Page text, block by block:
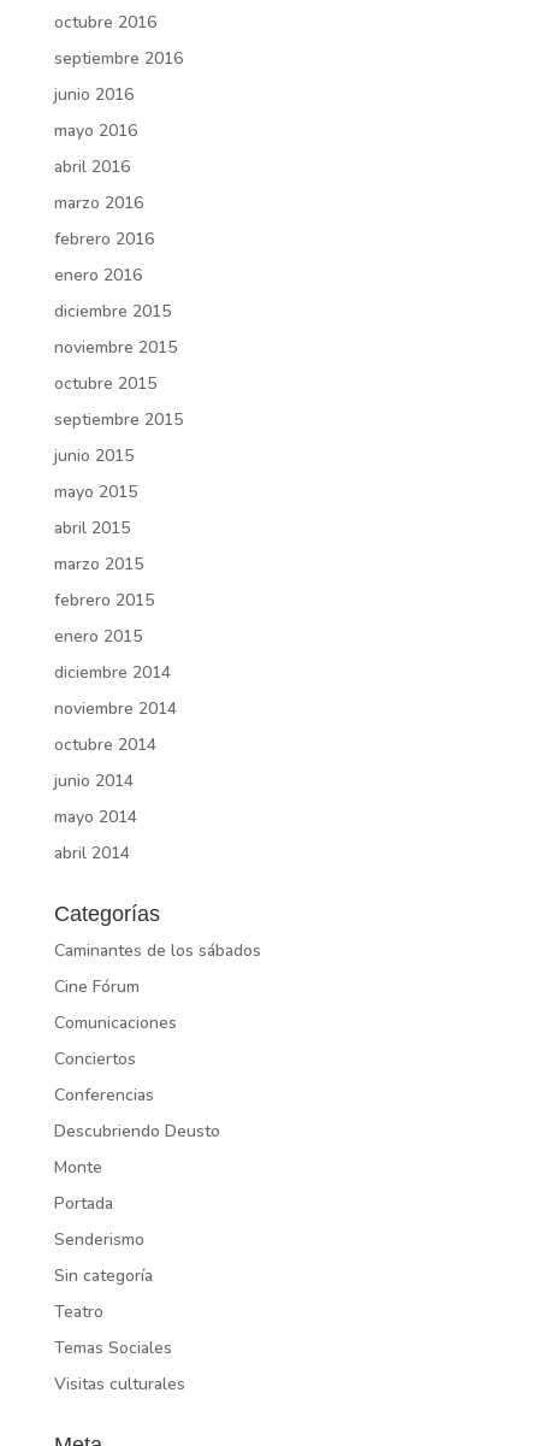
octubre 2016
septiembre 2016
junio 2016
mayo 2016
abril 2016
marzo 2016
febrero 2016
enero 2016
diciembre 2015
noviembre 2015
octubre 2015
septiembre 2015
junio 2015
mayo 2015
abril 2015
marzo 2015
febrero 2015
enero 2015
diciembre 2014
noviembre 2014
octubre 2014
junio 2014
mayo 2014
abril 2014
Categorías
Caminantes de los sábados
Cine Fórum
Comunicaciones
Conciertos
Conferencias
Descubriendo Deusto
Monte
Portada
Senderismo
Sin categoría
Teatro
Temas Sociales
Visitas culturales